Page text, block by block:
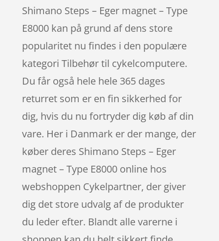
Shimano Steps – Eger magnet – Type
E8000 kan på grund af dens store
popularitet nu findes i den populære
kategori Tilbehør til cykelcomputere.
Du får også hele hele 365 dages
returret som er en fin sikkerhed for
dig, hvis du nu fortryder dig køb af din
vare. Her i Danmark er der mange, der
køber deres Shimano Steps – Eger
magnet – Type E8000 online hos
webshoppen Cykelpartner, der giver
dig det store udvalg af de produkter
du leder efter. Blandt alle varerne i